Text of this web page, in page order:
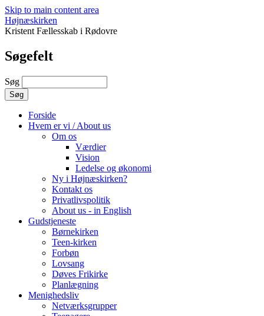
Skip to main content area
Højnæskirken
Kristent Fællesskab i Rødovre
Søgefelt
Søg
Forside
Hvem er vi / About us
Om os
Værdier
Vision
Ledelse og økonomi
Ny i Højnæskirken?
Kontakt os
Privatlivspolitik
About us - in English
Gudstjeneste
Børnekirken
Teen-kirken
Forbøn
Lovsang
Døves Frikirke
Planlægning
Menighedsliv
Netværksgrupper